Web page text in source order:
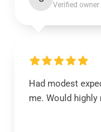
Verified owner
Had modest
me. Would highly